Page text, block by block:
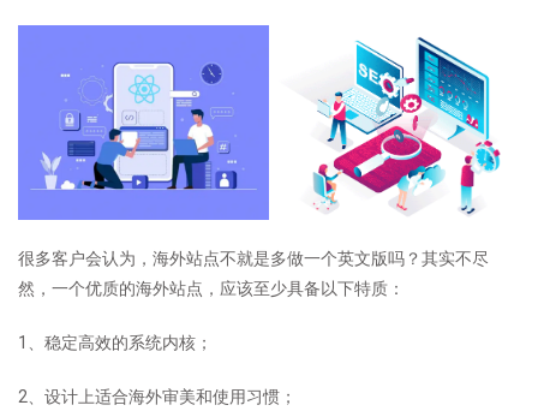
很多客户会认为，海外站点不就是多做一个英文版吗？其实不尽
然，一个优质的海外站点，应该至少具备以下特质：
1、稳定高效的系统内核；
2、设计上适合海外审美和使用习惯；